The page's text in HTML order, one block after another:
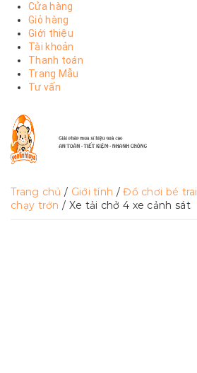
Cửa hàng
Giỏ hàng
Giới thiệu
Tài khoản
Thanh toán
Trang Mẫu
Tư vấn
Trang chủ / Giới tính /Đồ chơi bé trai
chạy trớn / Xe tải chở 4 xe cảnh sát